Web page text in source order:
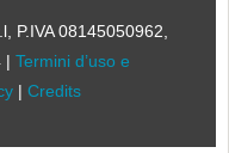
, P.IVA 08145050962,
| Termini d’uso e
| Credits